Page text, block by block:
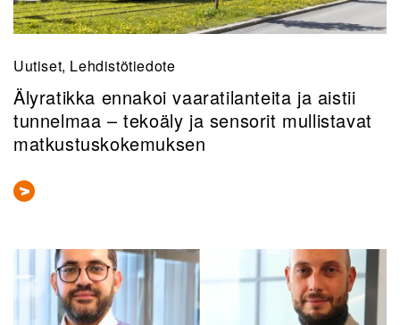
Uutiset, Lehdistötiedote
Älyratikka ennakoi vaaratilanteita ja aistii
tunnelmaa – tekoäly ja sensorit mullistavat
matkustuskokemuksen